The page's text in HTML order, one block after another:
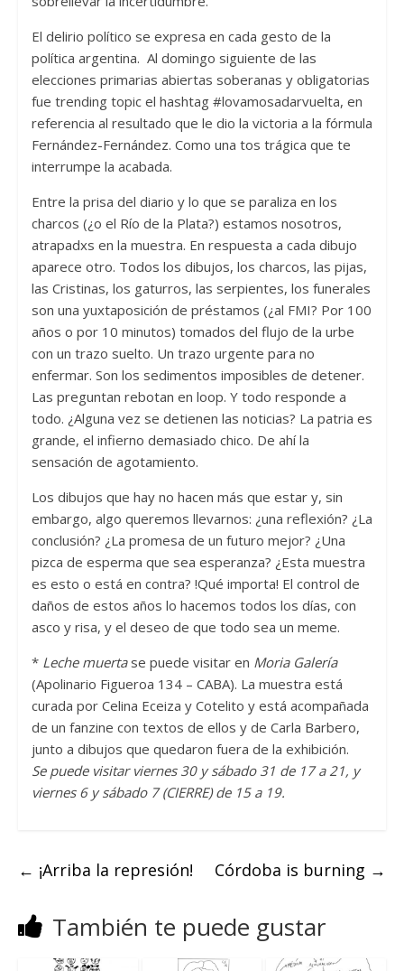
El delirio político se expresa en cada gesto de la
política argentina. Al domingo siguiente de las
elecciones primarias abiertas soberanas y obligatorias
fue trending topic el hashtag #lovamosadarvuelta, en
referencia al resultado que le dio la victoria a la fórmula
Fernández-Fernández. Como una tos trágica que te
interrumpe la acabada.
Entre la prisa del diario y lo que se paraliza en los
charcos (¿o el Río de la Plata?) estamos nosotros,
atrapadxs en la muestra. En respuesta a cada dibujo
aparece otro. Todos los dibujos, los charcos, las pijas,
las Cristinas, los gaturros, las serpientes, los funerales
son una yuxtaposición de préstamos (¿al FMI? Por 100
años o por 10 minutos) tomados del flujo de la urbe
con un trazo suelto. Un trazo urgente para no
enfermar. Son los sedimentos imposibles de detener.
Las preguntan rebotan en loop. Y todo responde a
todo. ¿Alguna vez se detienen las noticias? La patria es
grande, el infierno demasiado chico. De ahí la
sensación de agotamiento.
Los dibujos que hay no hacen más que estar y, sin
embargo, algo queremos llevarnos: ¿una reflexión? ¿La
conclusión? ¿La promesa de un futuro mejor? ¿Una
pizca de esperma que sea esperanza? ¿Esta muestra
es esto o está en contra? !Qué importa! El control de
daños de estos años lo hacemos todos los días, con
asco y risa, y el deseo de que todo sea un meme.
* Leche muertase puede visitar en Moria Galería
(Apolinario Figueroa 134 – CABA). La muestra está
curada por Celina Eceiza y Cotelito y está acompañada
de un fanzine con textos de ellos y de Carla Barbero,
junto a dibujos que quedaron fuera de la exhibición.
Se puede visitar viernes 30 y sábado 31 de 17 a 21, y
viernes 6 y sábado 7 (CIERRE) de 15 a 19.
← ¡Arriba la represión! Córdoba is burning →
También te puede gustar